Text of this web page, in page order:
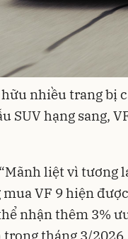
nhiều trang bị
SUV hạng sang,
liệt vì tương
mua VF 9 hiện
nhận thêm 3%